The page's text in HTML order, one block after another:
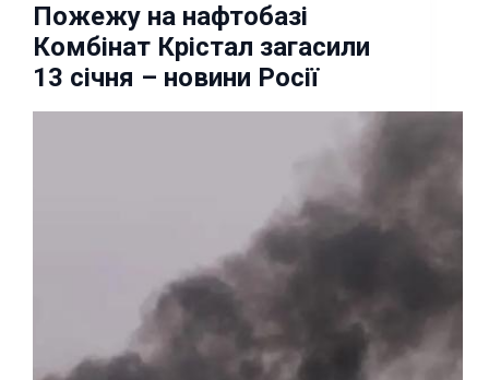
Пожежу на нафтобазі
Комбінат Крістал загасили
13 січня – новини Росії